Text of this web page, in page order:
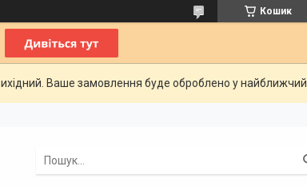
Кошик
Ваше замовлення буде оброблено у